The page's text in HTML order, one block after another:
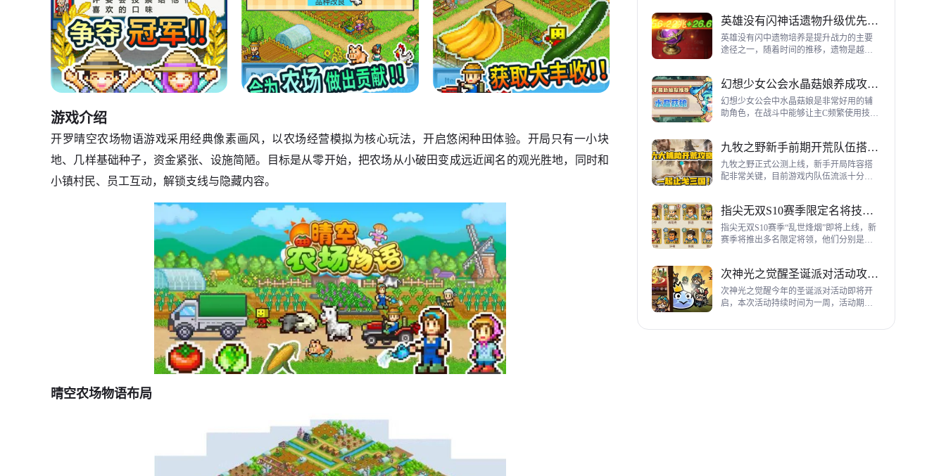
游戏介绍
开罗晴空农场物语游戏采用经典像素画风，以农场经营模拟为核心玩法，开启悠闲种田体验。开局只有一小块
地、几样基础种子，资金紧张、设施简陋。目标是从零开始，把农场从小破田变成远近闻名的观光胜地，同时和
小镇村民、员工互动，解锁支线与隐藏内容。
晴空农场物语布局
到三代打熊英雄选择建议，各位参考一
下。
英雄没有闪神话遗物升级优先级指南
英雄没有闪中遗物培养是提升战力的主要
途径之一，随着时间的推移，遗物是越来
神话遗物升级优先级建议。
幻想少女公会水晶菇娘养成攻略详解
幻想少女公会中水晶菇娘是非常好用的辅
助角色，在战斗中能够让主C频繁使用技
成全方位指南，大家来看看吧。
九牧之野新手前期开荒队伍搭配指南
九牧之野正式公测上线，新手开局阵容搭
配非常关键，目前游戏内队伍流派十分丰
前期开荒阵容搭配详细攻略。
指尖无双S10赛季限定名将技能一览
指尖无双S10赛季“乱世烽烟”即将上线，新
赛季将推出多名限定将领，他们分别是：
了解一下吧。
次神光之觉醒圣诞派对活动攻略指南
次神光之觉醒今年的圣诞派对活动即将开
启，本次活动持续时间为一周，活动期间
来提升活动等级领取对应奖励，下面为大